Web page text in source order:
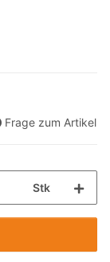
Frage zum Artikel
Stk